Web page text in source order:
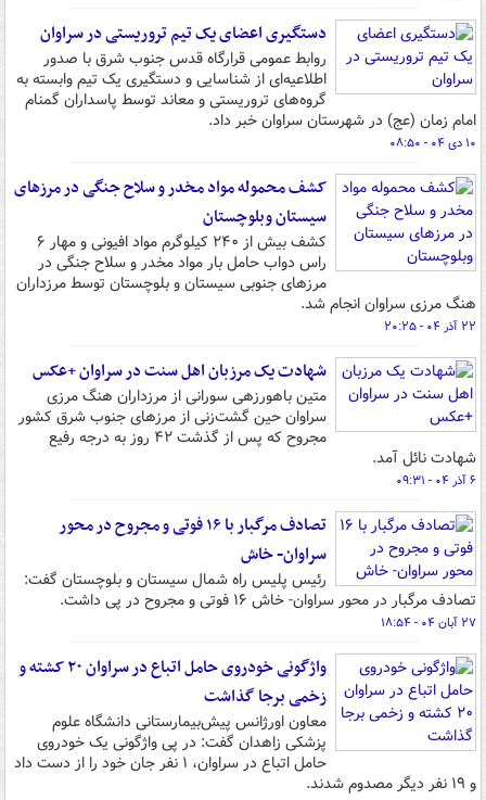
دستگیری اعضای یک تیم تروریستی در سراوان
روابط عمومی قرارگاه قدس جنوب شرق با صدور
اطلاعیه‌ای از شناسایی و دستگیری یک تیم وابسته به
گروه‌های تروریستی و معاند توسط پاسداران گمنام
امام زمان (عج) در شهرستان سراوان خبر داد.
۱۰ دی ۰۴ - ۰۸:۵۰
کشف محموله مواد مخدر و سلاح جنگی در مرزهای
سیستان وبلوچستان
کشف بیش از ۲۴۰ کیلوگرم مواد افیونی و مهار ۶
راس دواب حامل بار مواد مخدر و سلاح جنگی در
مرزهای جنوبی سیستان و بلوچستان توسط مرزداران
هنگ مرزی سراوان انجام شد.
۲۲ آذر ۰۴ - ۲۰:۲۵
شهادت یک مرزبان اهل سنت در سراوان +عکس
متین باهورزهی سورانی از مرزداران هنگ مرزی
سراوان حین گشت‌زنی از مرزهای جنوب شرق کشور
مجروح که پس از گذشت ۴۲ روز به درجه رفیع
شهادت نائل آمد.
۶ آذر ۰۴ - ۰۹:۳۱
تصادف مرگبار با ۱۶ فوتی و مجروح در محور
سراوان- خاش
رئیس پلیس راه شمال سیستان و بلوچستان گفت:
تصادف مرگبار در محور سراوان- خاش ۱۶ فوتی و مجروح در پی داشت.
۲۷ آبان ۰۴ - ۱۸:۵۴
واژگونی خودروی حامل اتباع در سراوان ۲۰ کشته و
زخمی برجا گذاشت
معاون اورژانس پیش‌بیمارستانی دانشگاه علوم
پزشکی زاهدان گفت: در پی واژگونی یک خودروی
حامل اتباع در سراوان، ۱ نفر جان خود را از دست داد
و ۱۹ نفر دیگر مصدوم شدند.